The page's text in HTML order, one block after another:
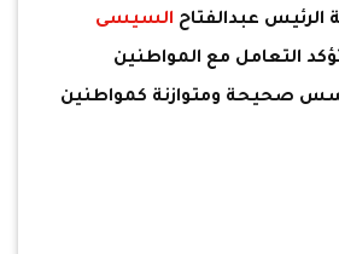
عبدالفتاح السيسى
التعامل مع المواطنين
صحيحة ومتوازنة كمواطنين